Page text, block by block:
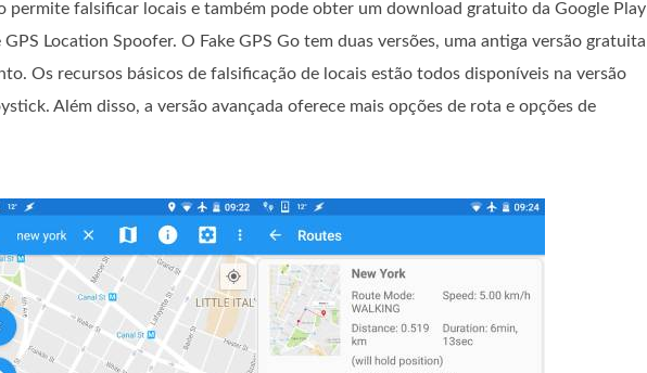
permite falsificar locais e também pode obter um download gratuito da Google Play
Location Spoofer. O Fake GPS Go tem duas versões, uma antiga versão gratuita
Os recursos básicos de falsificação de locais estão todos disponíveis na versão
Além disso, a versão avançada oferece mais opções de rota e opções de